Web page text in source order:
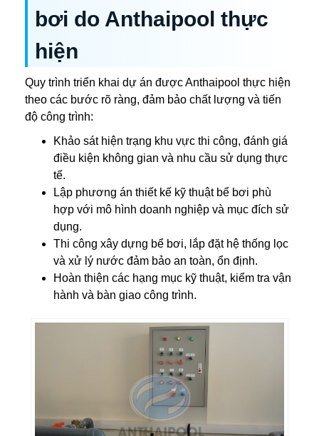
bơi do Anthaipool thực
hiện
Quy trình triển khai dự án được Anthaipool thực hiện
theo các bước rõ ràng, đảm bảo chất lượng và tiến
độ công trình:
Khảo sát hiện trạng khu vực thi công, đánh giá
điều kiện không gian và nhu cầu sử dụng thực
tế.
Lập phương án thiết kế kỹ thuật bể bơi phù
hợp với mô hình doanh nghiệp và mục đích sử
dụng.
Thi công xây dựng bể bơi, lắp đặt hệ thống lọc
và xử lý nước đảm bảo an toàn, ổn định.
Hoàn thiện các hạng mục kỹ thuật, kiểm tra vận
hành và bàn giao công trình.